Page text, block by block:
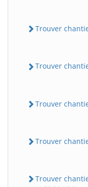
Trouver
Trouver
Trouver
Trouver
Trouver